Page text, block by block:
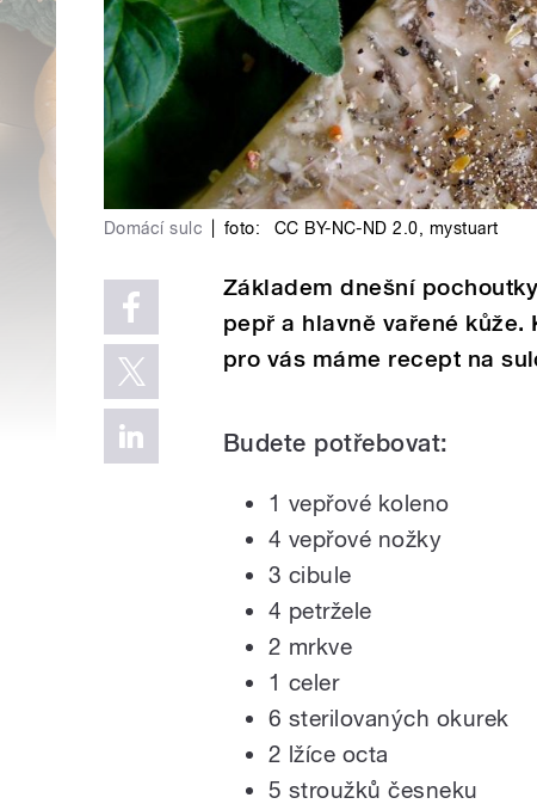
Domácí sulc foto: CC BY-NC-ND 2.0, mystuart
Základem dnešní
pepř a hlavně vařené
pro vás máme recept na
Budete potřebovat:
1 vepřové koleno
4 vepřové nožky
3 cibule
4 petržele
2 mrkve
1 celer
6 sterilovaných okurek
2 lžíce octa
5 stroužků česneku